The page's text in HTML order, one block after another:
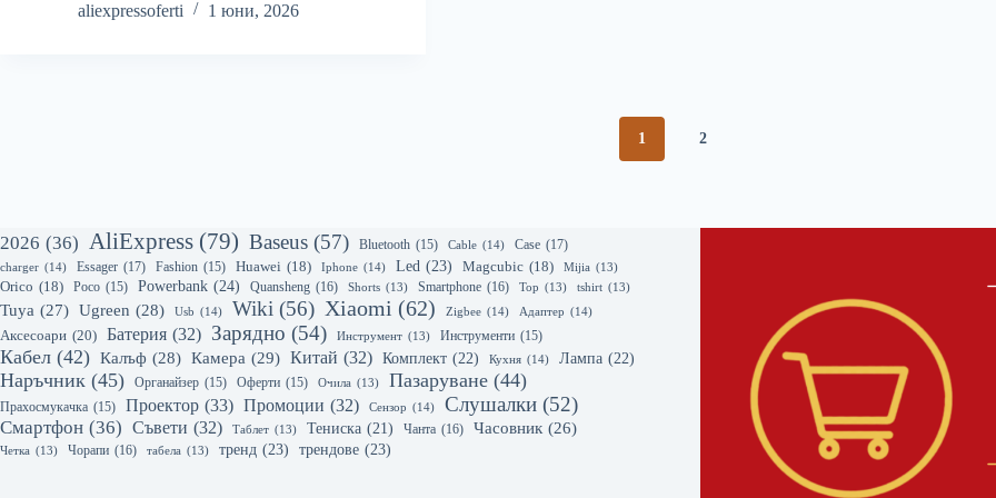
aliexpressoferti 1 юни, 2026
1 2
2026 (36) AliExpress (79) Baseus (57) Bluetooth (15) Cable (14) Case (17)
charger (14) Essager (17) Fashion (15) Huawei (18) Iphone (14) Led (23) Magcubic (18) Mijia (13)
Orico (18) Poco (15) Powerbank (24) Quansheng (16) Shorts (13) Smartphone (16) Top (13) tshirt (13)
Tuya (27) Ugreen (28) Usb (14) Wiki (56) Xiaomi (62) Zigbee (14) Адаптер (14)
Аксесоари (20) Батерия (32) Зарядно (54) Инструмент (13) Инструменти (15)
Кабел (42) Калъф (28) Камера (29) Китай (32) Комплект (22) Кухня (14) Лампа (22)
Наръчник (45) Органайзер (15) Оферти (15) Очила (13) Пазаруване (44)
Прахосмукачка (15) Проектор (33) Промоции (32) Сензор (14) Слушалки (52)
Смартфон (36) Съвети (32) Таблет (13) Тениска (21) Чанта (16) Часовник (26)
Четка (13) Чорапи (16) табела (13) тренд (23) трендове (23)